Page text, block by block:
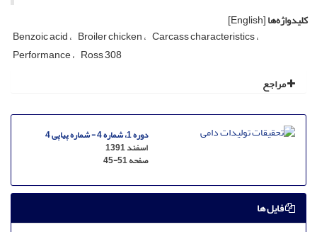
کلیدواژه‌ها[English]
Benzoic acid Broiler chicken Carcass characteristics
Performance Ross 308
مراجع
دوره 1، شماره 4 - شماره پیاپی 4
اسفند 1391
صفحه45-51
فایل ها